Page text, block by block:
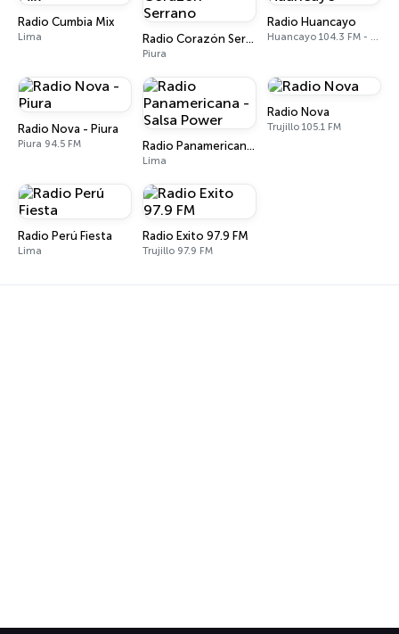
Radio Cumbia Mix
Lima Radio Corazón Serrano
Piura
Radio Huancayo
Huancayo 104.3 FM - 870 AM
Radio Nova - Piura
Piura 94.5 FM Radio Panamericana - Salsa Power
Lima
Radio Nova
Trujillo 105.1 FM
Radio Perú Fiesta
Lima
Radio Exito 97.9 FM
Trujillo 97.9 FM